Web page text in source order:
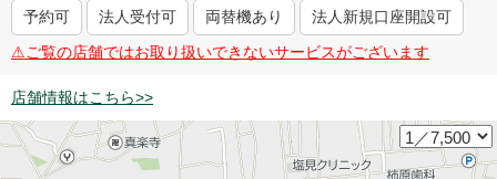
予約可 法人受付可 両替機あり
法人新規口座開設可
⚠︎ご覧の店舗ではお取り扱いできないサービスがございます
店舗情報はこちら>>